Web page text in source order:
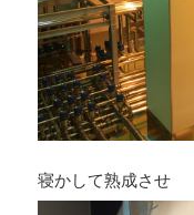
寝かして熟成させ